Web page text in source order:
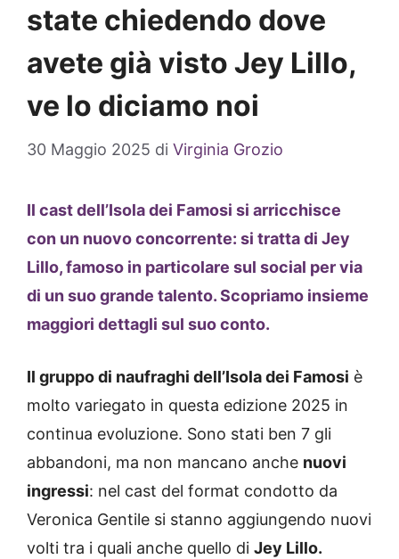
state chiedendo dove
avete già visto Jey Lillo,
ve lo diciamo noi
30 Maggio 2025 di Virginia Grozio
Il cast dell’Isola dei Famosi si arricchisce
con un nuovo concorrente: si tratta di Jey
Lillo, famoso in particolare sul social per via
di un suo grande talento. Scopriamo insieme
maggiori dettagli sul suo conto.
Il gruppo di naufraghi dell’Isola dei Famosi è
molto variegato in questa edizione 2025 in
continua evoluzione. Sono stati ben 7 gli
abbandoni, ma non mancano anche nuovi
ingressi: nel cast del format condotto da
Veronica Gentile si stanno aggiungendo nuovi
volti tra i quali anche quello di Jey Lillo.